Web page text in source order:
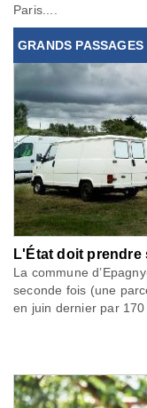
Paris....
GRANDS
L'État doit
La commune
seconde fois (une
en juin dernier par 170